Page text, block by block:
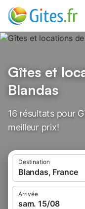
Gîtes et
Blandas
16 résultats pour
meilleur prix!
Destination
Blandas, France
Arrivée
sam. 15/08